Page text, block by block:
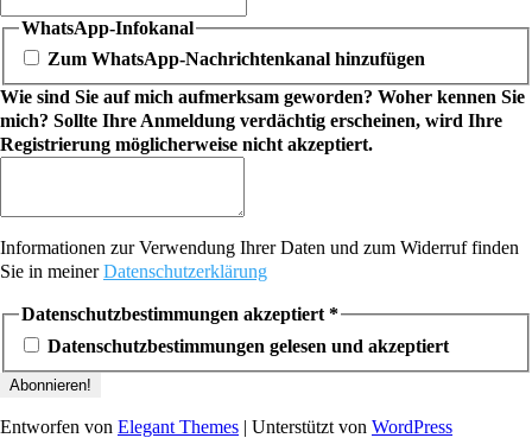
WhatsApp-Infokanal
Zum WhatsApp-Nachrichtenkanal hinzufügen
Wie sind Sie auf mich aufmerksam geworden? Woher kennen Sie
mich? Sollte Ihre Anmeldung verdächtig erscheinen, wird Ihre
Registrierung möglicherweise nicht akzeptiert.
Informationen zur Verwendung Ihrer Daten und zum Widerruf finden
Sie in meinerDatenschutzerklärung
Datenschutzbestimmungen akzeptiert *
Datenschutzbestimmungen gelesen und akzeptiert
Entworfen von Elegant Themes | Unterstützt von WordPress